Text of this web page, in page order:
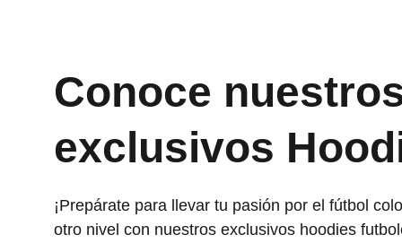
Conoce
exclusivos
¡Prepárate para llevar tu pasión por el fútbol
otro nivel con nuestros exclusivos hoodies